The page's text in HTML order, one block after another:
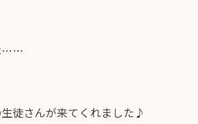
……
徒さんが来てくれました♪